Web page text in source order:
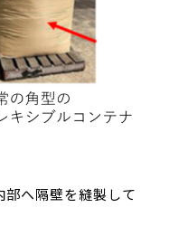
へ隔壁を縫製して